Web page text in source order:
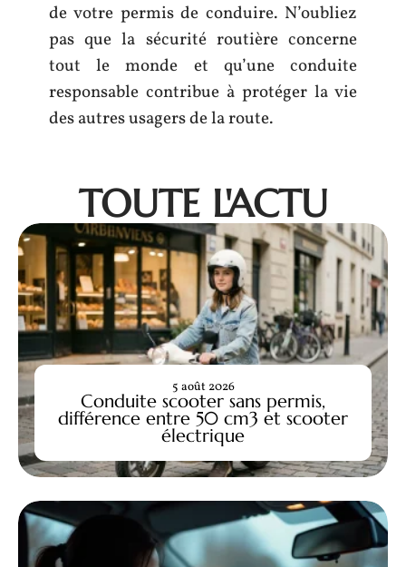
de votre permis de conduire. N’oubliez
pas que la sécurité routière concerne
tout le monde et qu’une conduite
responsable contribue à protéger la vie
des autres usagers de la route.
TOUTE L'ACTU
Conduite scooter sans permis,
différence entre 50 cm3 et scooter
électrique
5 août 2026